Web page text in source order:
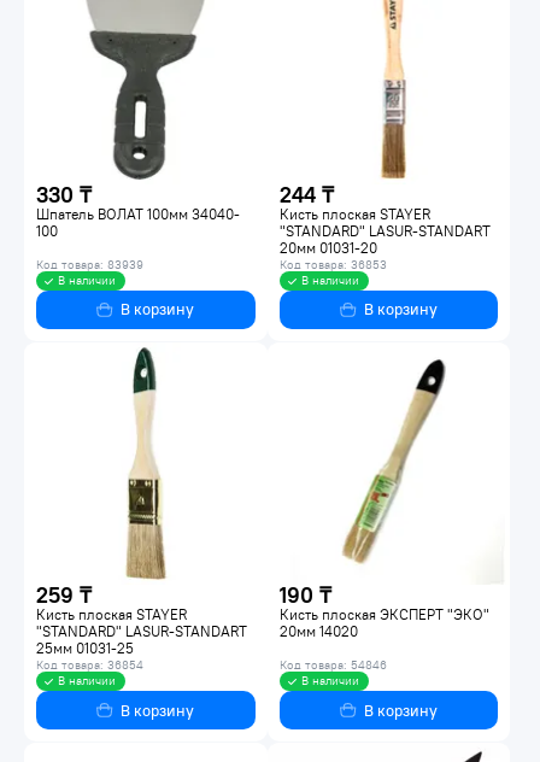
330 ₸
Шпатель ВОЛАТ 100мм 34040-
100
Код товара: 83939
В наличии
В корзину
244 ₸
Кисть плоская STAYER
"STANDARD" LASUR-STANDART
20мм 01031-20
Код товара: 36853
В наличии
В корзину
259 ₸
Кисть плоская STAYER
"STANDARD" LASUR-STANDART
25мм 01031-25
Код товара: 36854
В наличии
В корзину
190 ₸
Кисть плоская ЭКСПЕРТ "ЭКО"
20мм 14020
Код товара: 54846
В наличии
В корзину